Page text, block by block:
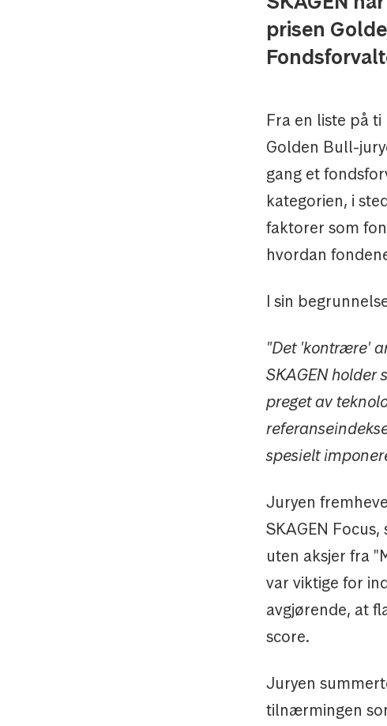
prisen
Fra en liste på
Golden Bull-
gang et
kategorien, i
faktorer som
hvordan
I sin
"Det 'kontrære'
SKAGEN holder
preget av
spesielt
Juryen
SKAGEN
uten aksjer fra
var viktige for
avgjørende, at
score.
Juryen
tilnærmingen